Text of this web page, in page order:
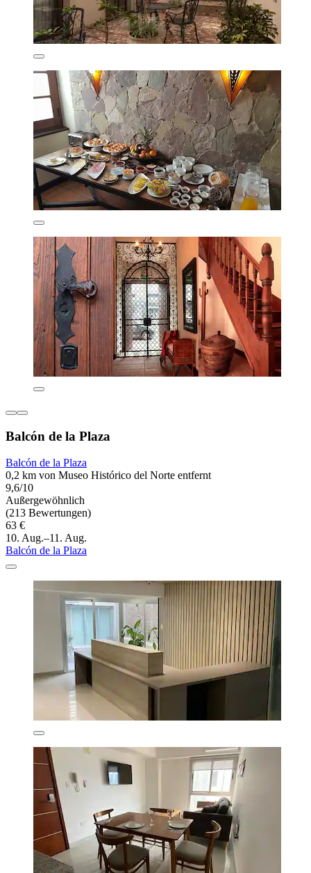
Balcón de la Plaza
Balcón de la Plaza
0,2 km von Museo Histórico del Norte entfernt
9,6/10
Außergewöhnlich
(213 Bewertungen)
63 €
10. Aug.–11. Aug.
Balcón de la Plaza